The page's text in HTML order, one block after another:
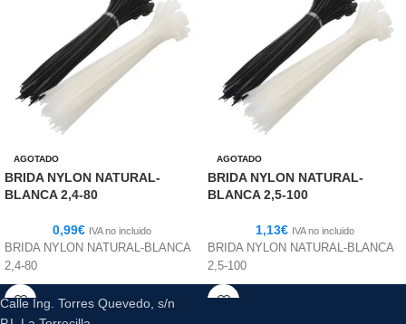
AGOTADO
BRIDA NYLON NATURAL-
BLANCA 2,4-80
0,99€ IVA no incluido
BRIDA NYLON NATURAL-BLANCA
2,4-80
AGOTADO
BRIDA NYLON NATURAL-
BLANCA 2,5-100
1,13€ IVA no incluido
BRIDA NYLON NATURAL-BLANCA
2,5-100
Calle Ing. Torres Quevedo, s/n